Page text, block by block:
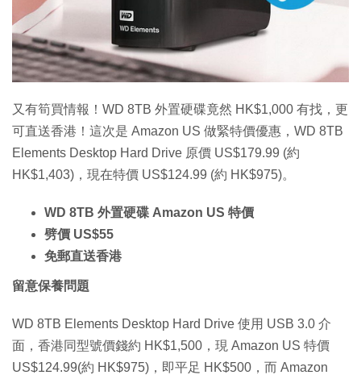
又有筍買情報！WD 8TB 外置硬碟竟然 HK$1,000 有找，更
可直送香港！這次是 Amazon US 做緊特價優惠，WD 8TB
Elements Desktop Hard Drive 原價 US$179.99 (約
HK$1,403)，現在特價 US$124.99 (約 HK$975)。
WD 8TB 外置硬碟 Amazon US 特價
劈價 US$55
免郵直送香港
留意保養問題
WD 8TB Elements Desktop Hard Drive 使用 USB 3.0 介
面，香港同型號價錢約 HK$1,500，現 Amazon US 特價
US$124.99(約 HK$975)，即平足 HK$500，而 Amazon